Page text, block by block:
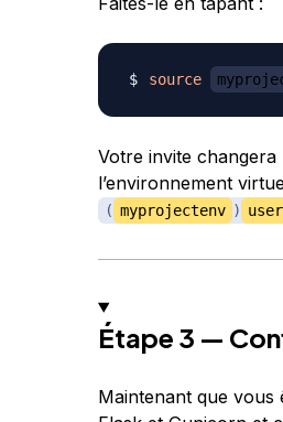
source
Votre invite
l’environnement
( myprojectenv ) user
Étape 3 —
Maintenant que